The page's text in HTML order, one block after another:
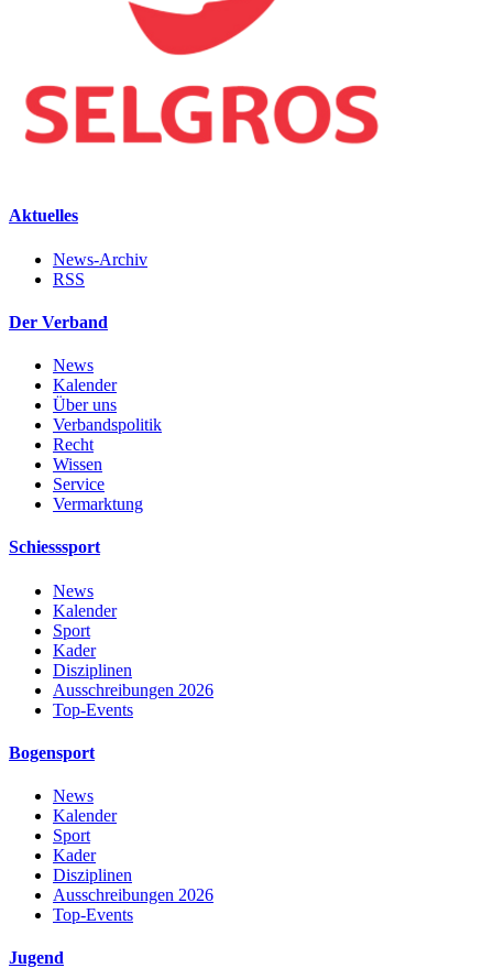
Aktuelles
News-Archiv
RSS
Der Verband
News
Kalender
Über uns
Verbandspolitik
Recht
Wissen
Service
Vermarktung
Schiesssport
News
Kalender
Sport
Kader
Disziplinen
Ausschreibungen 2026
Top-Events
Bogensport
News
Kalender
Sport
Kader
Disziplinen
Ausschreibungen 2026
Top-Events
Jugend